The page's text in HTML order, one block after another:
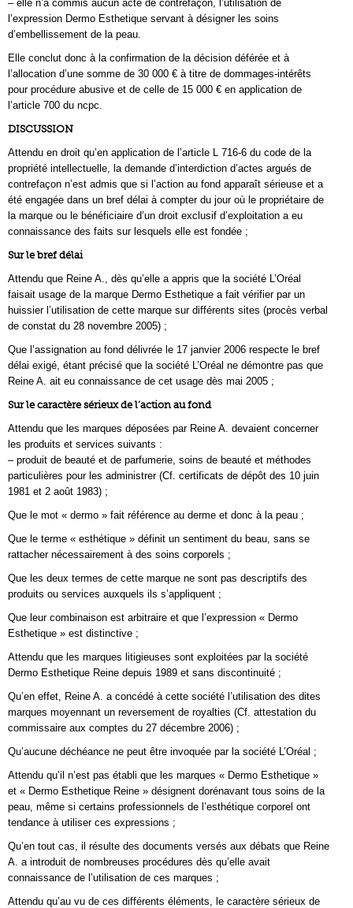
– elle n’a commis aucun acte de contrefaçon, l’utilisation de
l’expression Dermo Esthetique servant à désigner les soins
d’embellissement de la peau.
Elle conclut donc à la confirmation de la décision déférée et à
l’allocation d’une somme de 30 000 € à titre de dommages-intérêts
pour procédure abusive et de celle de 15 000 € en application de
l’article 700 du ncpc.
DISCUSSION
Attendu en droit qu’en application de l’article L 716-6 du code de la
propriété intellectuelle, la demande d’interdiction d’actes argués de
contrefaçon n’est admis que si l’action au fond apparaît sérieuse et a
été engagée dans un bref délai à compter du jour où le propriétaire de
la marque ou le bénéficiaire d’un droit exclusif d’exploitation a eu
connaissance des faits sur lesquels elle est fondée ;
Sur le bref délai
Attendu que Reine A., dès qu’elle a appris que la société L’Oréal
faisait usage de la marque Dermo Esthetique a fait vérifier par un
huissier l’utilisation de cette marque sur différents sites (procès verbal
de constat du 28 novembre 2005) ;
Que l’assignation au fond délivrée le 17 janvier 2006 respecte le bref
délai exigé, étant précisé que la société L’Oréal ne démontre pas que
Reine A. ait eu connaissance de cet usage dès mai 2005 ;
Sur le caractère sérieux de l’action au fond
Attendu que les marques déposées par Reine A. devaient concerner
les produits et services suivants :
– produit de beauté et de parfumerie, soins de beauté et méthodes
particulières pour les administrer (Cf. certificats de dépôt des 10 juin
1981 et 2 août 1983) ;
Que le mot « dermo » fait référence au derme et donc à la peau ;
Que le terme « esthétique » définit un sentiment du beau, sans se
rattacher nécessairement à des soins corporels ;
Que les deux termes de cette marque ne sont pas descriptifs des
produits ou services auxquels ils s’appliquent ;
Que leur combinaison est arbitraire et que l’expression « Dermo
Esthetique » est distinctive ;
Attendu que les marques litigieuses sont exploitées par la société
Dermo Esthetique Reine depuis 1989 et sans discontinuité ;
Qu’en effet, Reine A. a concédé à cette société l’utilisation des dites
marques moyennant un reversement de royalties (Cf. attestation du
commissaire aux comptes du 27 décembre 2006) ;
Qu’aucune déchéance ne peut être invoquée par la société L’Oréal ;
Attendu qu’il n’est pas établi que les marques « Dermo Esthetique »
et « Dermo Esthetique Reine » désignent dorénavant tous soins de la
peau, même si certains professionnels de l’esthétique corporel ont
tendance à utiliser ces expressions ;
Qu’en tout cas, il résulte des documents versés aux débats que Reine
A. a introduit de nombreuses procédures dès qu’elle avait
connaissance de l’utilisation de ces marques ;
Attendu qu’au vu de ces différents éléments, le caractère sérieux de